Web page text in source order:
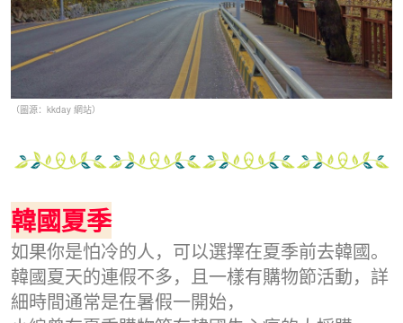
（圖源：kkday 網站）
韓國夏季
如果你是怕冷的人，可以選擇在夏季前去韓國。
韓國夏天的連假不多，且一樣有購物節活動，詳
細時間通常是在暑假一開始，